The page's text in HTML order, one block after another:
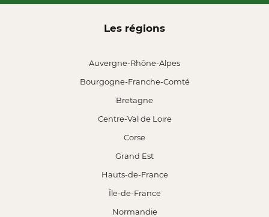
Les régions
Auvergne-Rhône-Alpes
Bourgogne-Franche-Comté
Bretagne
Centre-Val de Loire
Corse
Grand Est
Hauts-de-France
Île-de-France
Normandie